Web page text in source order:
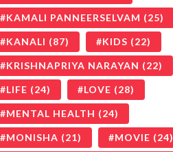
KAMALI PANNEERSELVAM (25)
KANALI (87) KIDS (22)
KRISHNAPRIYA NARAYAN (22)
LIFE (24) LOVE (28)
MENTAL HEALTH (24)
MONISHA (21) MOVIE (24)